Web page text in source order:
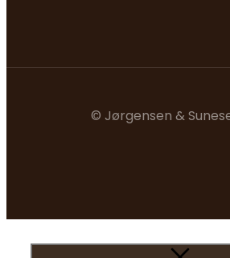
© Jørgensen &